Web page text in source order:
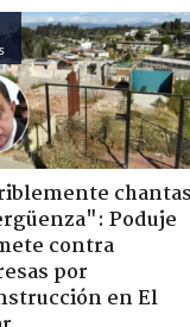
Poduje
contra
por
en El